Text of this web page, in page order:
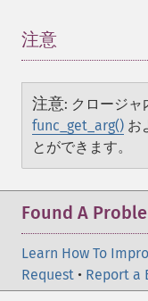
注意
注意: クロージャ
func_get_arg() お
とができます。
Found A
Learn How To
Request • Report a